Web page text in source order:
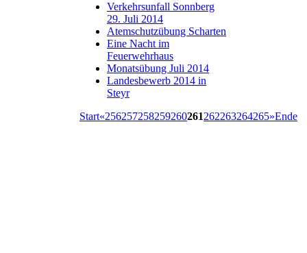
Verkehrsunfall Sonnberg
29. Juli 2014
Atemschutzübung Scharten
Eine Nacht im
Feuerwehrhaus
Monatsübung Juli 2014
Landesbewerb 2014 in
Steyr
Start«256257258259260261262263264265»Ende